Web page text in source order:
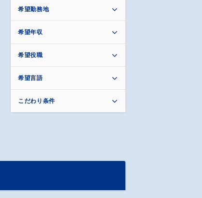
希望勤務地
希望年収
希望役職
希望言語
こだわり条件